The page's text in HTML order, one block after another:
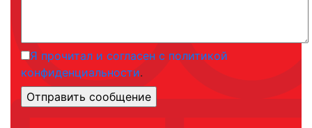
Я прочитал и согласен с политикой
конфиденциальности.